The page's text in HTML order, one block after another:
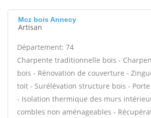
Mcz bois Annecy
Artisan
Département: 74
Charpente traditionnelle bois -
bois - Rénovation de couverture -
toit - Surélévation structure bois - Porte
- Isolation thermique des murs
combles non aménageables -